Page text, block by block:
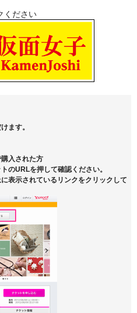
ください
ます。
入された方
のURLを押して確認ください。
表示されているリンクをクリックして